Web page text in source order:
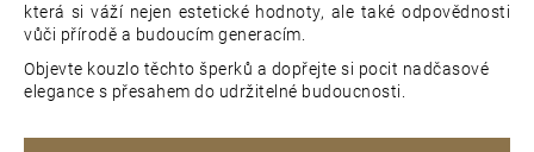
která si váží nejen estetické hodnoty, ale také odpovědnosti
vůči přírodě a budoucím generacím.
Objevte kouzlo těchto šperků a dopřejte si pocit nadčasové
elegance s přesahem do udržitelné budoucnosti.